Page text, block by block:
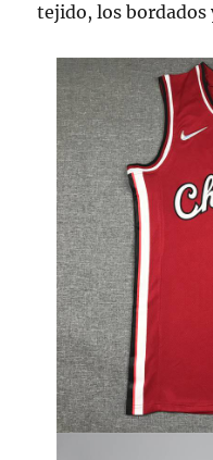
tejido, los bordados